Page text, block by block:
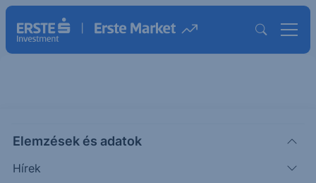
Elemzések és adatok
Hírek
VEGYES ÉRTÉKPAPÍRALAP
ISIN: HU0000737531